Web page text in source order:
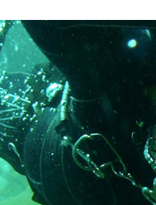
ist auf
gewohnt